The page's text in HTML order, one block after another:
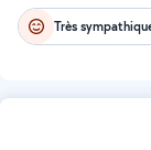
Très